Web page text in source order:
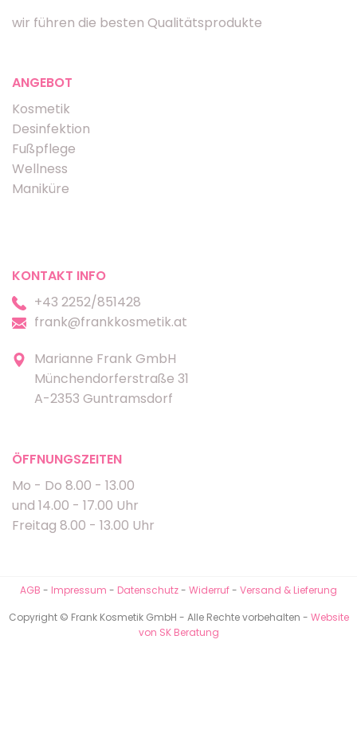
wir führen die besten Qualitätsprodukte
ANGEBOT
Kosmetik
Desinfektion
Fußpflege
Wellness
Maniküre
KONTAKT INFO
+43 2252/851428
frank@frankkosmetik.at
Marianne Frank GmbH
Münchendorferstraße 31
A-2353 Guntramsdorf
ÖFFNUNGSZEITEN
Mo - Do 8.00 - 13.00
und 14.00 - 17.00 Uhr
Freitag 8.00 - 13.00 Uhr
AGB - Impressum - Datenschutz- Widerruf- Versand & Lieferung
Copyright © Frank Kosmetik GmbH - Alle Rechte vorbehalten - Website
von SK Beratung